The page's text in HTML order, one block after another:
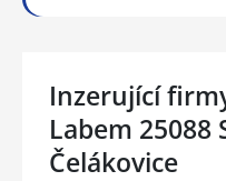
Inzerující
Labem 25088
Čelákovice